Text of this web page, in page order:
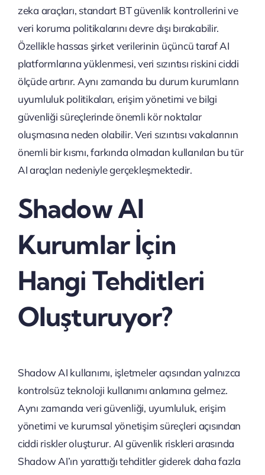
zeka araçları, standart BT güvenlik kontrollerini ve
veri koruma politikalarını devre dışı bırakabilir.
Özellikle hassas şirket verilerinin üçüncü taraf AI
platformlarına yüklenmesi, veri sızıntısı riskini ciddi
ölçüde artırır. Aynı zamanda bu durum kurumların
uyumluluk politikaları, erişim yönetimi ve bilgi
güvenliği süreçlerinde önemli kör noktalar
oluşmasına neden olabilir. Veri sızıntısı vakalarının
önemli bir kısmı, farkında olmadan kullanılan bu tür
AI araçları nedeniyle gerçekleşmektedir.
Shadow AI
Kurumlar İçin
Hangi Tehditleri
Oluşturuyor?
Shadow AI kullanımı, işletmeler açısından yalnızca
kontrolsüz teknoloji kullanımı anlamına gelmez.
Aynı zamanda veri güvenliği, uyumluluk, erişim
yönetimi ve kurumsal yönetişim süreçleri açısından
ciddi riskler oluşturur. AI güvenlik riskleri arasında
Shadow AI’ın yarattığı tehditler giderek daha fazla